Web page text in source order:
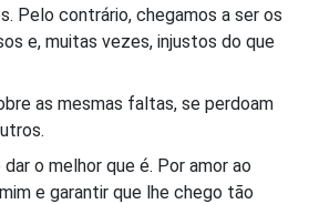
Pelo contrário, chegamos a ser os
e, muitas vezes, injustos do que
as mesmas faltas, se perdoam
o melhor que é. Por amor ao
e garantir que lhe chego tão